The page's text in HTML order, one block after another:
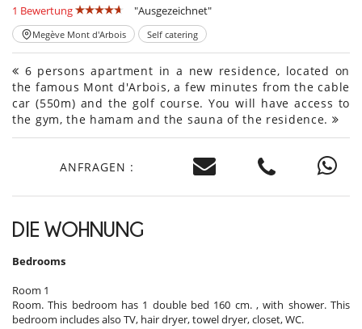
1 Bewertung "Ausgezeichnet"
Megève Mont d'Arbois Self catering
6 persons apartment in a new residence, located on
the famous Mont d'Arbois, a few minutes from the cable
car (550m) and the golf course. You will have access to
the gym, the hamam and the sauna of the residence.
ANFRAGEN :
DIE WOHNUNG
Bedrooms
Room 1
Room. This bedroom has 1 double bed 160 cm. , with shower. This
bedroom includes also TV, hair dryer, towel dryer, closet, WC.